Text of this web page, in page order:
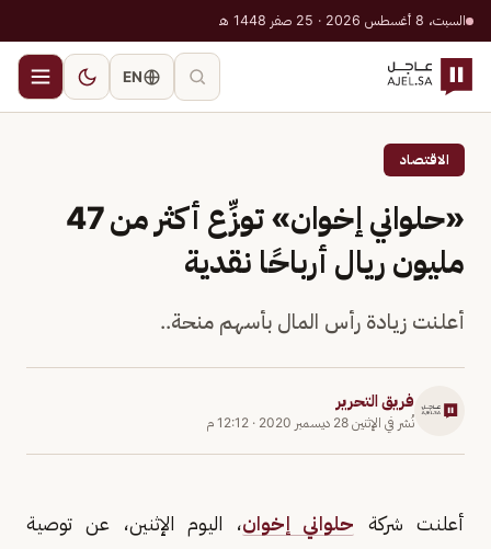
السبت، 8 أغسطس 2026 · 25 صفر 1448 هـ
EN
الاقتصاد
«حلواني إخوان» توزِّع أكثر من 47
مليون ريال أرباحًا نقدية
أعلنت زيادة رأس المال بأسهم منحة..
فريق التحرير
نُشر في الإثنين 28 ديسمبر 2020 · 12:12 م
أعلنت شركة حلواني إخوان، اليوم الإثنين، عن توصية